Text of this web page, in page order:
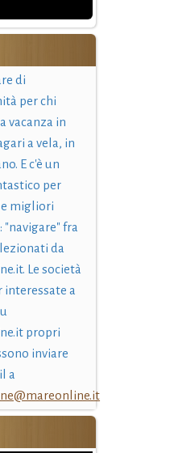
di
per chi
vacanza in
a vela, in
E c'è un
per
migliori
"navigare" fra
da
Le società
interessate a
propri
inviare
a